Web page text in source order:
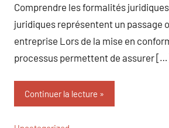
Comprendre les formalités
juridiques représentent un passage
entreprise Lors de la mise en
processus permettent de assurer
Continuer la lecture